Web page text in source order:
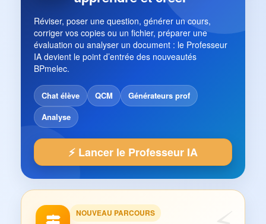
Réviser, poser une question, générer un cours,
corriger vos copies ou un fichier, préparer une
évaluation ou analyser un document : le Professeur
IA devient le point d’entrée des nouveautés
BPmelec.
Chat élève QCM
Générateurs prof
Analyse
⚡ Lancer le Professeur IA
NOUVEAU PARCOURS